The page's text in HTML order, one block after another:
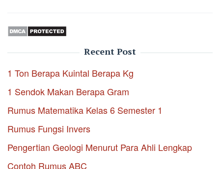
Recent Post
1 Ton Berapa Kuintal Berapa Kg
1 Sendok Makan Berapa Gram
Rumus Matematika Kelas 6 Semester 1
Rumus Fungsi Invers
Pengertian Geologi Menurut Para Ahli Lengkap
Contoh Rumus ABC